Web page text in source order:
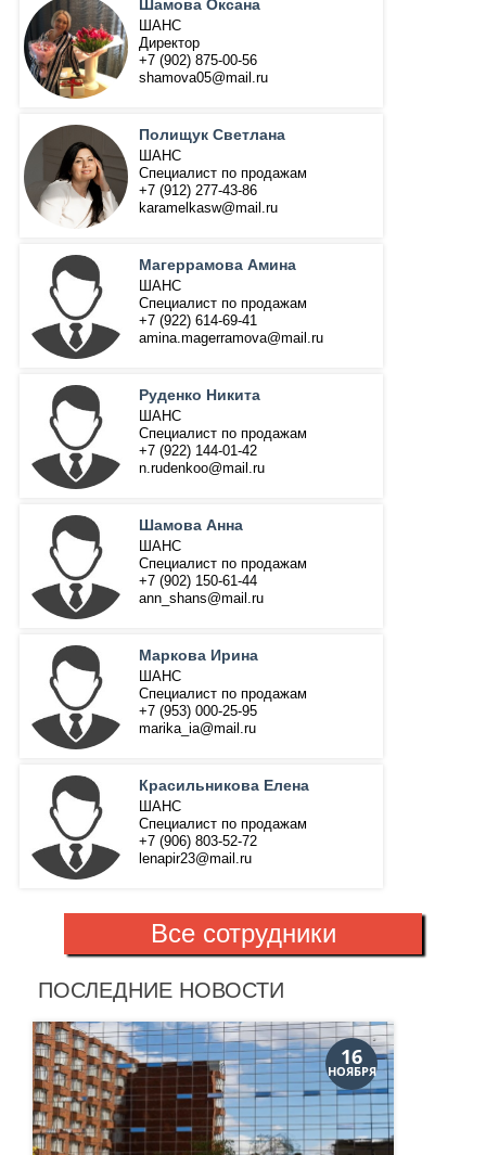
Шамова Оксана
ШАНС
Директор
+7 (902) 875-00-56
shamova05@mail.ru
Полищук Светлана
ШАНС
Специалист по продажам
+7 (912) 277-43-86
karamelkasw@mail.ru
Магеррамова Амина
ШАНС
Специалист по продажам
+7 (922) 614-69-41
amina.magerramova@mail.ru
Руденко Никита
ШАНС
Специалист по продажам
+7 (922) 144-01-42
n.rudenkoo@mail.ru
Шамова Анна
ШАНС
Специалист по продажам
+7 (902) 150-61-44
ann_shans@mail.ru
Маркова Ирина
ШАНС
Специалист по продажам
+7 (953) 000-25-95
marika_ia@mail.ru
Красильникова Елена
ШАНС
Специалист по продажам
+7 (906) 803-52-72
lenapir23@mail.ru
Все сотрудники
ПОСЛЕДНИЕ НОВОСТИ
16
НОЯБРЯ